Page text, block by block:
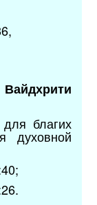
благих
духовной